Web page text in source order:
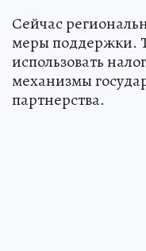
Сейчас
меры поддержки.
использовать
механизмы
партнерства.